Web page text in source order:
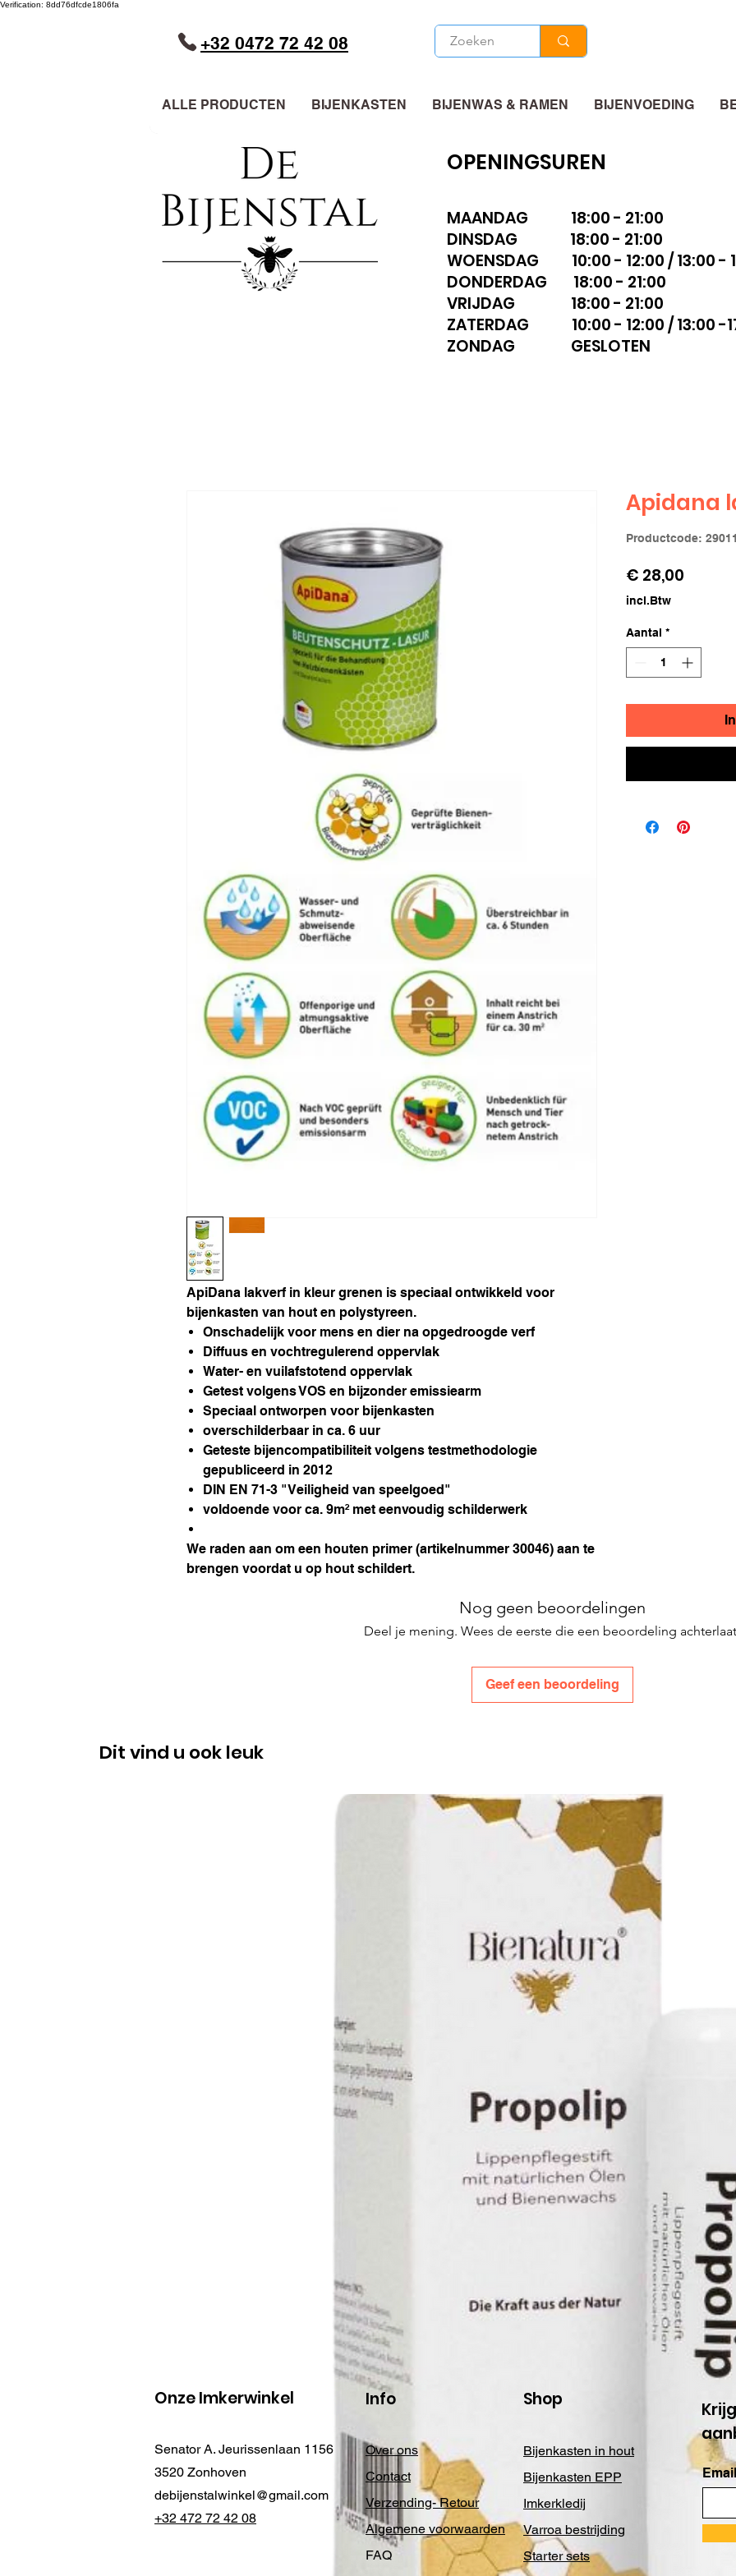
Verification: 8dd76dfcde1806fa
+32 0472 72 42 08
ALLE PRODUCTEN BIJENKASTEN BIJENWAS & RAMEN BIJENVOEDING
OPENINGSUREN
MAANDAG 18:00 - 21:00
DINSDAG 18:00 - 21:00
WOENSDAG 10:00 - 12:00 / 13:00 -
DONDERDAG 18:00 - 21:00
VRIJDAG 18:00 - 21:00
ZATERDAG 10:00 - 12:00 / 13:00 -
ZONDAG GESLOTEN
ApiDana lakverf in kleur grenen is speciaal ontwikkeld voor
bijenkasten van hout en polystyreen.
Onschadelijk voor mens en dier na opgedroogde verf
Diffuus en vochtregulerend oppervlak
Water- en vuilafstotend oppervlak
Getest volgens VOS en bijzonder emissiearm
Speciaal ontworpen voor bijenkasten
overschilderbaar in ca. 6 uur
Geteste bijencompatibiliteit volgens testmethodologie
gepubliceerd in 2012
DIN EN 71-3 "Veiligheid van speelgoed"
voldoende voor ca. 9m² met eenvoudig schilderwerk
We raden aan om een houten primer (artikelnummer 30046) aan te
brengen voordat u op hout schildert.
Apidana
Productcode: 29011
€ 28,00
incl.Btw
Aantal *
Nog geen beoordelingen
Deel je mening. Wees de eerste die een beoordeling
Geef een beoordeling
Dit vind u ook leuk
Onze Imkerwinkel
Senator A. Jeurissenlaan 1156
3520 Zonhoven
debijenstalwinkel@gmail.com
+32 472 72 42 08
Info
Over ons
Contact
Verzending- Retour
Algemene voorwaarden
FAQ
Shop
Bijenkasten in hout
Bijenkasten EPP
Imkerkledij
Varroa bestrijding
Starter sets